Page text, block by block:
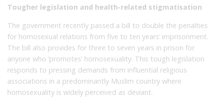
Tougher legislation and health-related stigmatisation
The government recently passed a bill to double the penalties
for homosexual relations from five to ten years’ imprisonment.
The bill also provides for three to seven years in prison for
anyone who ‘promotes’ homosexuality. This tough legislation
responds to pressing demands from influential religious
associations in a predominantly Muslim country where
homosexuality is widely perceived as deviant.